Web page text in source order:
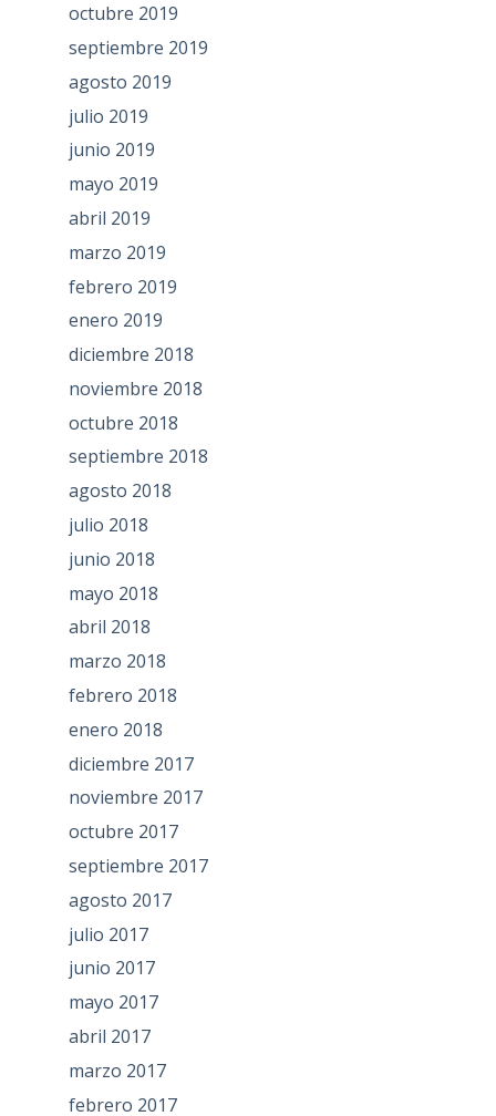
octubre 2019
septiembre 2019
agosto 2019
julio 2019
junio 2019
mayo 2019
abril 2019
marzo 2019
febrero 2019
enero 2019
diciembre 2018
noviembre 2018
octubre 2018
septiembre 2018
agosto 2018
julio 2018
junio 2018
mayo 2018
abril 2018
marzo 2018
febrero 2018
enero 2018
diciembre 2017
noviembre 2017
octubre 2017
septiembre 2017
agosto 2017
julio 2017
junio 2017
mayo 2017
abril 2017
marzo 2017
febrero 2017